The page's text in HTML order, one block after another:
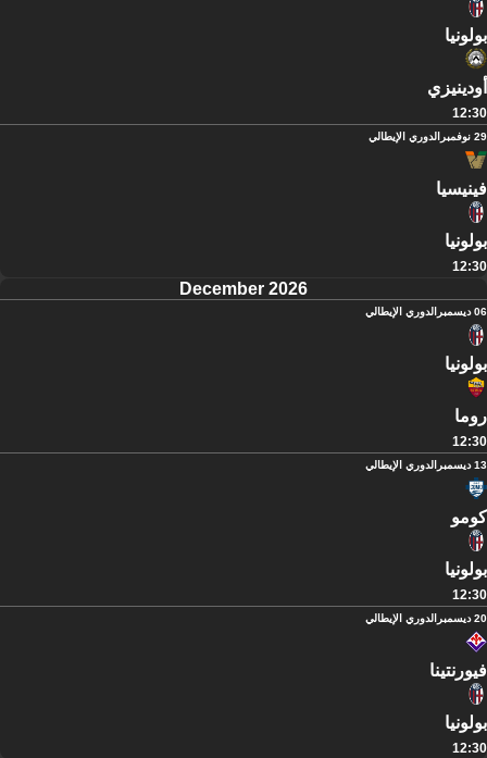
بولونيا
أودينيزي
12:30
29 نوفمبر الدوري الإيطالي
فينيسيا
بولونيا
12:30
December 2026
06 ديسمبر الدوري الإيطالي
بولونيا
روما
12:30
13 ديسمبر الدوري الإيطالي
كومو
بولونيا
12:30
20 ديسمبر الدوري الإيطالي
فيورنتينا
بولونيا
12:30